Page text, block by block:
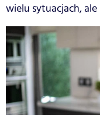
wielu sytuacjach, ale